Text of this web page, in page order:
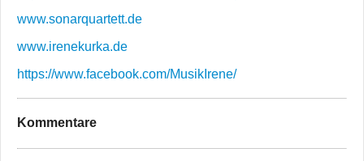
www.sonarquartett.de
www.irenekurka.de
https://www.facebook.com/MusikIrene/
Kommentare